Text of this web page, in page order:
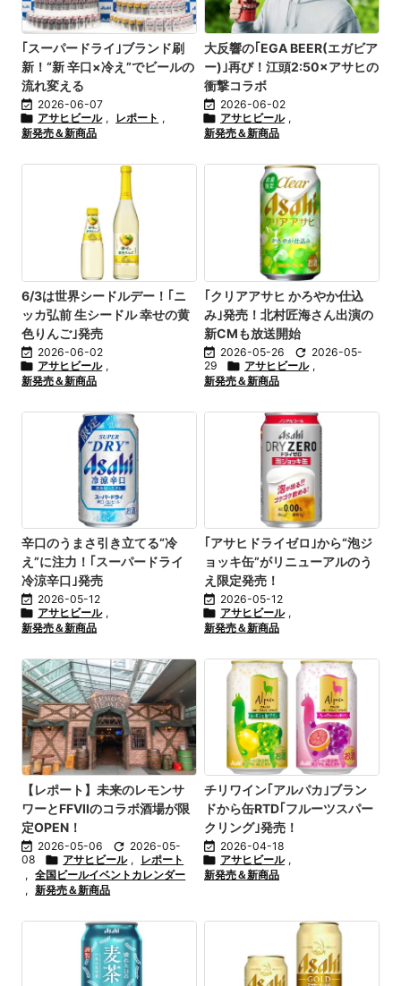
｢スーパードライ｣ブランド刷
新！“新 辛口×冷え”でビールの
流れ変える
 2026-06-07
 アサヒビール , レポート ,
新発売＆新商品
大反響の｢EGA BEER(エガビア
ー)｣再び！江頭2:50×アサヒの
衝撃コラボ
 2026-06-02
 アサヒビール ,
新発売＆新商品
6/3は世界シードルデー！｢ニ
ッカ弘前 生シードル 幸せの黄
色りんご｣発売
 2026-06-02
 アサヒビール ,
新発売＆新商品
｢クリアアサヒ かろやか仕込
み｣発売！北村匠海さん出演の
新CMも放送開始
 2026-05-26  2026-05-
29
 アサヒビール ,
新発売＆新商品
辛口のうまさ引き立てる“冷
え”に注力！｢スーパードライ
冷涼辛口｣発売
 2026-05-12
 アサヒビール ,
新発売＆新商品
｢アサヒドライゼロ｣から“泡ジ
ョッキ缶”がリニューアルのう
え限定発売！
 2026-05-12
 アサヒビール ,
新発売＆新商品
【レポート】未来のレモンサ
ワーとFFVIIのコラボ酒場が限
定OPEN！
 2026-05-06  2026-05-
08
 アサヒビール , レポート
, 全国ビールイベントカレンダー
, 新発売＆新商品
チリワイン｢アルパカ｣ブラン
ドから缶RTD｢フルーツスパー
クリング｣発売！
 2026-04-18
 アサヒビール ,
新発売＆新商品